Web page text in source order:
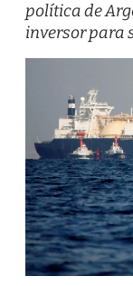
política de
inversor para